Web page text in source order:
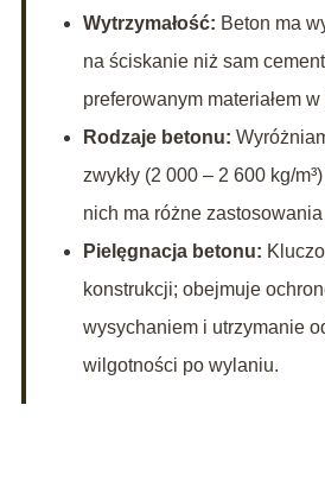
Wytrzymałość: Beton ma
na ściskanie niż sam
preferowanym materiałem
Rodzaje betonu:
zwykły (2 000 – 2 600 kg/
nich ma różne
Pielęgnacja betonu:
konstrukcji; obejmuje
wysychaniem i utrzymanie
wilgotności po wylaniu.